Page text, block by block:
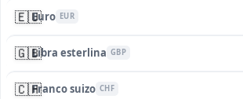
🇪🇺Euro EUR
🇬🇧Libra esterlina GBP
🇨🇭Franco suizo CHF